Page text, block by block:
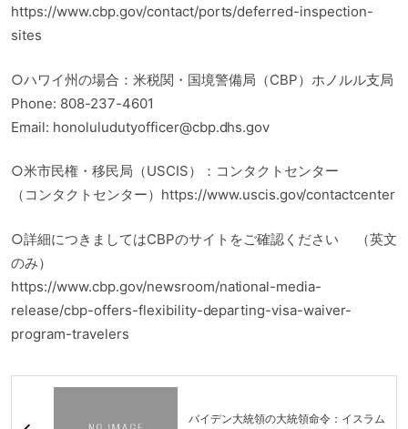
https://www.cbp.gov/contact/ports/deferred-inspection-
sites
○ハワイ州の場合：米税関・国境警備局（CBP）ホノルル支局
Phone: 808-237-4601
Email: honoluludutyofficer@cbp.dhs.gov
○米市民権・移民局（USCIS）：コンタクトセンター
（コンタクトセンター）https://www.uscis.gov/contactcenter
○詳細につきましてはCBPのサイトをご確認ください （英文
のみ）
https://www.cbp.gov/newsroom/national-media-
release/cbp-offers-flexibility-departing-visa-waiver-
program-travelers
バイデン大統領の大統領命令：イスラム